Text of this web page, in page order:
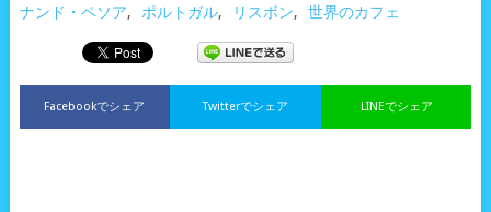
ナンド・ペソア, ポルトガル, リスボン, 世界のカフェ
Facebookでシェア LINEでシェア
Twitterでシェア